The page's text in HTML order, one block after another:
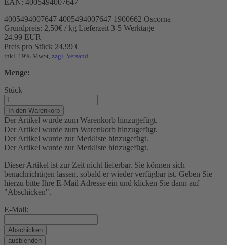
4005494007647 4005494007647 1900662 Oscorna
Grundpreis: 2,50€ / kg Lieferzeit 3-5 Werktage
24.99 EUR
Preis pro Stück 24,99 €
inkl. 19% MwSt, zzgl. Versand
Menge:
Stück
In den Warenkorb
Der Artikel wurde zum Warenkorb hinzugefügt.
Der Artikel wurde zum Warenkorb hinzugefügt.
Der Artikel wurde zur Merkliste hinzugefügt.
Der Artikel wurde zur Merkliste hinzugefügt.
Dieser Artikel ist zur Zeit nicht lieferbar. Sie können sich
benachrichtigen lassen, sobald er wieder verfügbar ist. Geben Sie
hierzu bitte Ihre E-Mail Adresse ein und klicken Sie dann auf
"Abschicken".
E-Mail:
Abschicken
ausblenden